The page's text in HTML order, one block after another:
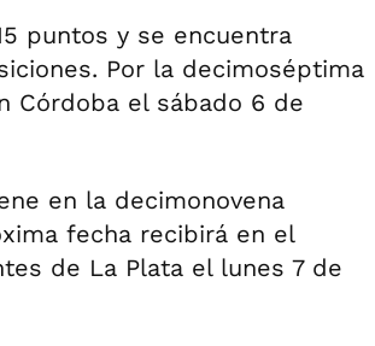
puntos y se encuentra
Por la decimoséptima
Córdoba el sábado 6 de
en la decimonovena
fecha recibirá en el
de La Plata el lunes 7 de